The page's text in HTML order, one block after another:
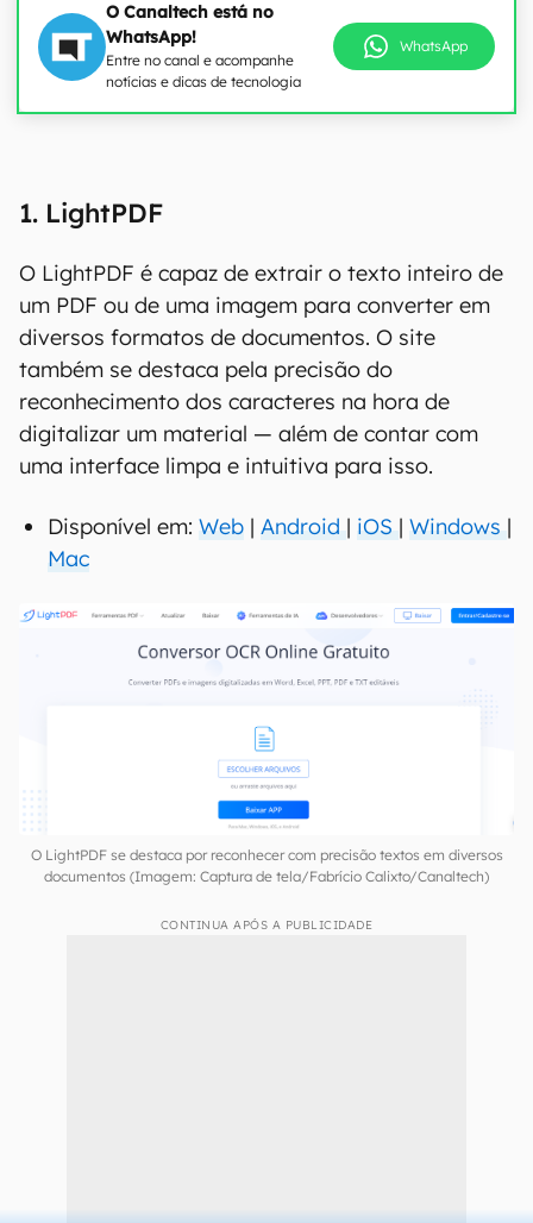
O Canaltech está no
WhatsApp!
Entre no canal e acompanhe
notícias e dicas de tecnologia
WhatsApp
00:00/20:46
O LightPDF é capaz de extrair o texto inteiro de
diversos formatos de documentos. O site
também se destaca pela precisão do
reconhecimento dos caracteres na hora de
uma interface limpa e intuitiva para isso.
Web|Android